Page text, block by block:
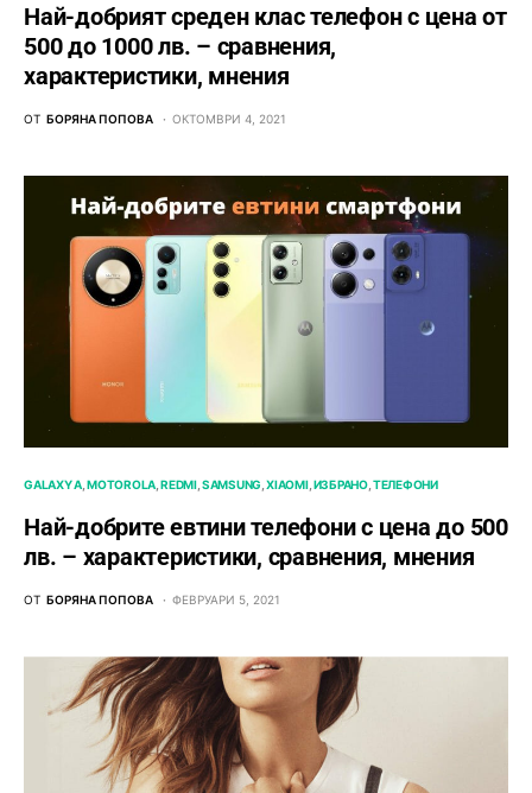
Най-добрият среден клас телефон с цена от
500 до 1000 лв. – сравнения,
характеристики, мнения
ОТ БОРЯНА ПОПОВА ОКТОМВРИ 4, 2021
GALAXY A MOTOROLA REDMI SAMSUNG XIAOMI ИЗБРАНО ТЕЛЕФОНИ
Най-добрите евтини телефони с ценa до 500
лв. – характeристики, сравнения, мнения
ОТ БОРЯНА ПОПОВА ФЕВРУАРИ 5, 2021